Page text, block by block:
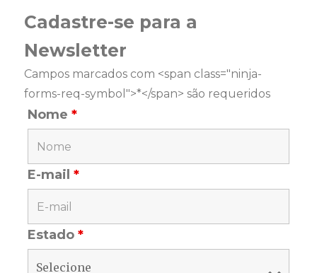
Cadastre-se para a
Newsletter
Campos marcados com <span class="ninja-
forms-req-symbol">*</span> são requeridos
Nome*
E-mail*
Estado*